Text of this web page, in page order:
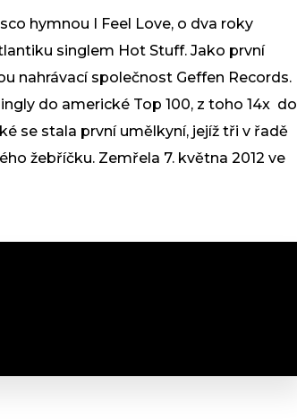
hymnou I Feel Love, o dva roky
singlem Hot Stuff. Jako první
nahrávací společnost Geffen Records.
do americké Top 100, z toho 14x do
se stala první umělkyní, jejíž tři v řadě
žebříčku. Zemřela 7. května 2012 ve